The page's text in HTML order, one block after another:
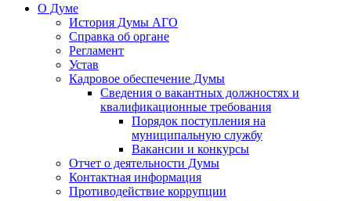
О Думе
История Думы АГО
Справка об органе
Регламент
Устав
Кадровое обеспечение Думы
Сведения о вакантных должностях и
квалификационные требования
Порядок поступления на
муниципальную службу
Вакансии и конкурсы
Отчет о деятельности Думы
Контактная информация
Противодействие коррупции